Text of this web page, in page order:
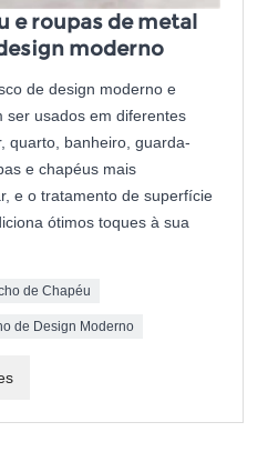
e roupas de metal
moderno
de design moderno e
ser usados ​​em diferentes
quarto, banheiro, guarda-
e chapéus mais
e o tratamento de superfície
ótimos toques à sua
de Chapéu
de Design Moderno